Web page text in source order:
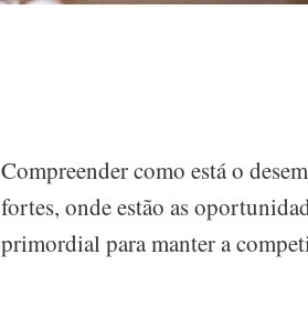
Compreender como está o
fortes, onde estão as
primordial para manter a